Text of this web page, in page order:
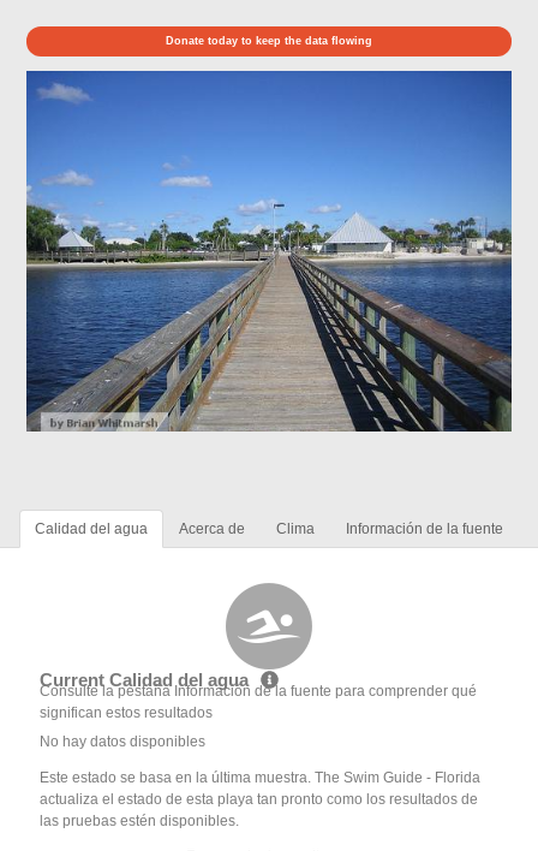
Donate today to keep the data flowing
Calidad del agua Acerca de Clima Información de la fuente
Current Calidad del agua
Consulte la pestaña Información de la fuente para comprender qué
significan estos resultados
No hay datos disponibles
Este estado se basa en la última muestra. The Swim Guide - Florida
actualiza el estado de esta playa tan pronto como los resultados de
las pruebas estén disponibles.